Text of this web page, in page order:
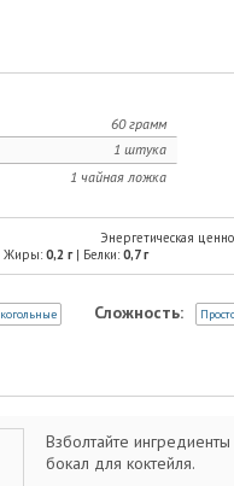
60 грамм
1 штука
1 чайная ложка
Энергетическая
0,2 г| Белки: 0,7г
Сложность:
Взболтайте
бокал для коктейля.